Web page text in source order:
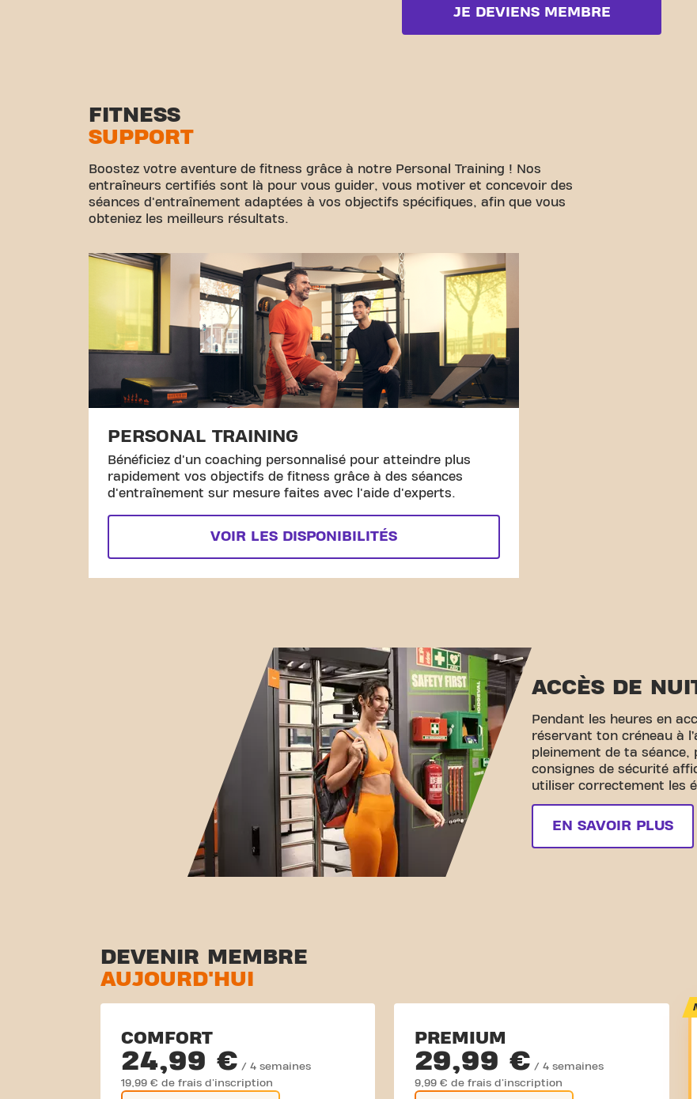
JE DEVIENS MEMBRE
FITNESS
SUPPORT
Boostez votre aventure de fitness grâce à notre Personal Training ! Nos
entraîneurs certifiés sont là pour vous guider, vous motiver et concevoir des
séances d'entraînement adaptées à vos objectifs spécifiques, afin que vous
obteniez les meilleurs résultats.
PERSONAL TRAINING
Bénéficiez d'un coaching personnalisé pour atteindre plus
rapidement vos objectifs de fitness grâce à des séances
d'entraînement sur mesure faites avec l'aide d'experts.
VOIR LES DISPONIBILITÉS
ACCÈS DE
Pendant les heures en
réservant ton créneau à
pleinement de ta séance,
consignes de sécurité
utiliser correctement les
EN SAVOIR PLUS
DEVENIR MEMBRE
AUJOURD'HUI
COMFORT
24,99 € / 4 semaines
19,99 € de frais d'inscription
PREMIUM
29,99 € / 4 semaines
9,99 € de frais d'inscription